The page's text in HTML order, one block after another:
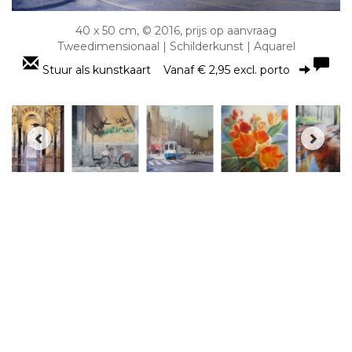
40 x 50 cm, © 2016, prijs op aanvraag
Tweedimensionaal | Schilderkunst | Aquarel
Stuur als kunstkaart Vanaf € 2,95 excl. porto